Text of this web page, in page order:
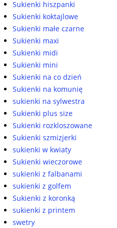
Sukienki hiszpanki
Sukienki koktajlowe
Sukienki małe czarne
Sukienki maxi
Sukienki midi
Sukienki mini
Sukienki na co dzień
Sukienki na komunię
sukienki na sylwestra
Sukienki plus size
Sukienki rozkloszowane
Sukienki szmizjerki
sukienki w kwiaty
Sukienki wieczorowe
sukienki z falbanami
sukienki z golfem
Sukienki z koronką
sukienki z printem
swetry